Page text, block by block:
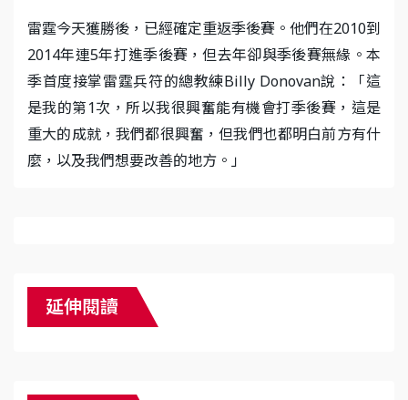
雷霆今天獲勝後，已經確定重返季後賽。他們在2010到
2014年連5年打進季後賽，但去年卻與季後賽無緣。本
季首度接掌雷霆兵符的總教練Billy Donovan說：「這
是我的第1次，所以我很興奮能有機會打季後賽，這是
重大的成就，我們都很興奮，但我們也都明白前方有什
麼，以及我們想要改善的地方。」
延伸閱讀